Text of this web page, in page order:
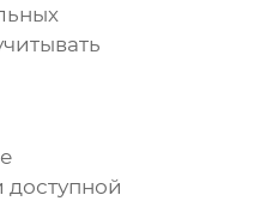
доступной